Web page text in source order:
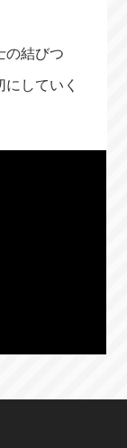
の結びつ
していく